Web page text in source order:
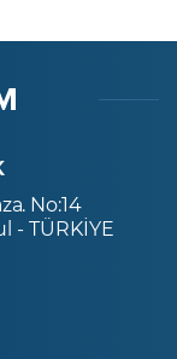
No:14
- TÜRKİYE